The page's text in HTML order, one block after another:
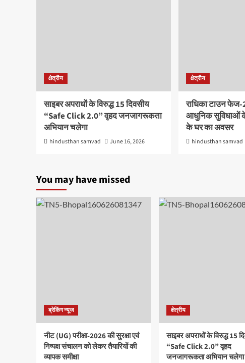
क्षेत्रीय
साइबर अपराधों के विरुद्ध 15 दिवसीय
“Safe Click 2.0” वृहद जनजागरूकता
अभियान चलेगा
hindusthan samvad June 16, 2026
क्षेत्रीय
राधिका टाउन
आधुनिक सुविधाओं
के घर का अवसर
hindusthan samvad
You may have missed
ब्रेकिंग न्यूज
नीट (UG) परीक्षा-2026 की सुरक्षा एवं
निष्पक्ष संचालन को लेकर तैयारियों की
व्यापक समीक्षा
क्षेत्रीय
साइबर अपराधों के विरुद्ध 15
“Safe Click 2.0” वृहद
जनजागरूकता अभियान चलेगा